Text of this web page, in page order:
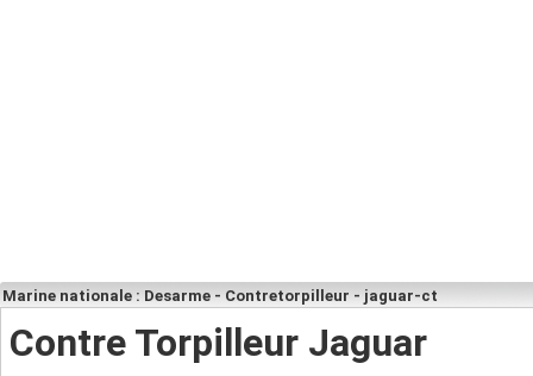
Marine nationale : Desarme - Contretorpilleur - jaguar-ct
Contre Torpilleur Jaguar